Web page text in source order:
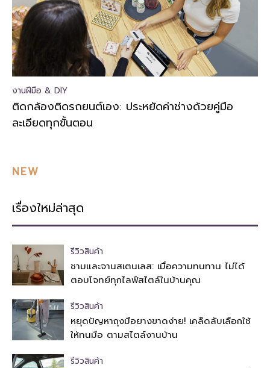
งานฝีมือ & DIY
ติดกล้องติดรถยนต์เอง: ประหยัดค่าช่างด้วยคู่มือ
ละเอียดทุกขั้นตอน
NEW
เรื่องใหม่ล่าสุด
รีวิวสินค้า
ชามและจานสเตนเลส: เมื่อความทนทาน ไม่ได้
ตอบโจทย์ทุกไลฟ์สไตล์ในบ้านคุณ
รีวิวสินค้า
หยุดปัญหาถุงมือยางขาดง่าย! เคล็ดลับเลือกใช้
ให้ทนมือ ตามสไตล์งานบ้าน
รีวิวสินค้า